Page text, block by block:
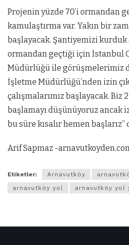
Projenin yüzde 70’i ormandan
kamulaştırma var. Yakın bir
başlayacak. Şantiyemizi kurduk
ormandan geçtiği için İstanbul
Müdürlüğü ile görüşmelerimiz
İşletme Müdürlüğü’nden izin
çalışmalarımız başlayacak. Biz
başlamayı düşünüyoruz ancak
bu süre kısalır hemen başlarız”
Arif Sapmaz -
Etiketler: Arnavutköy
arnavutköy yol
arnavutköy yol